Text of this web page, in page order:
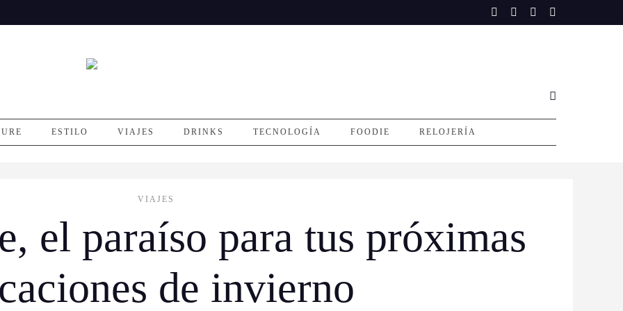
ESTILO VIAJES DRINKS TECNOLOGÍA FOODIE RELOJERÍA
VIAJES
el paraíso para tus próximas
de invierno